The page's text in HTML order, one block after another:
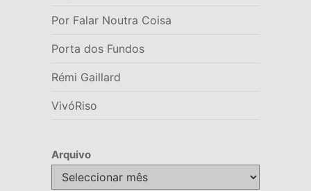
Por Falar Noutra Coisa
Porta dos Fundos
Rémi Gaillard
VivóRiso
Arquivo
Arquivo